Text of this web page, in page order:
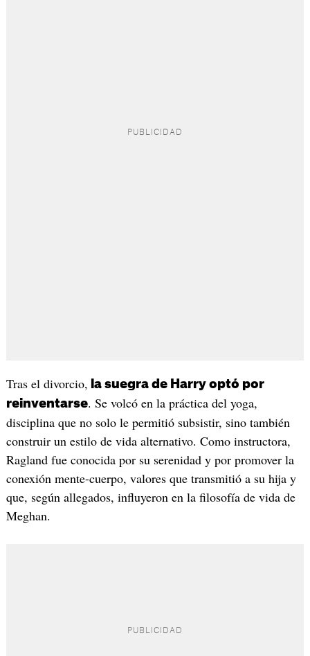
Tras el divorcio, la suegra de Harry optó por
reinventarse. Se volcó en la práctica del yoga,
disciplina que no solo le permitió subsistir, sino también
construir un estilo de vida alternativo. Como instructora,
Ragland fue conocida por su serenidad y por promover la
conexión mente-cuerpo, valores que transmitió a su hija y
que, según allegados, influyeron en la filosofía de vida de
Meghan.